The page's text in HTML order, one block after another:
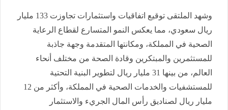
وشهد الملتقى توقيع اتفاقيات واستثمارات تجاوزت 133 مليار
ريال سعودي، مما يعكس النمو المتسارع لقطاع الرعاية
الصحية في المملكة، ومكانتها المتقدمة وجهة جاذبة
للمستثمرين والمبتكرين وقادة الصحة من مختلف أنحاء
العالم، من بينها 31 مليار ريال لتطوير البنية التحتية
للمستشفيات والخدمات الصحية في المملكة، وأكثر من 12
مليار ريال لصناديق رأس المال الجريء والاستثمار